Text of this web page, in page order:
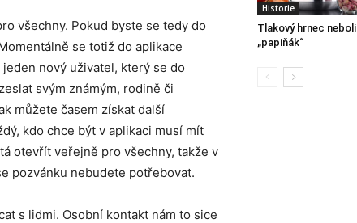
všechny. Pokud byste se tedy do
se totiž do aplikace
nový uživatel, který se do
svým známým, rodině či
můžete časem získat další
kdo chce být v aplikaci musí mít
otevřít veřejně pro všechny, takže v
pozvánku nebudete potřebovat.
s lidmi. Osobní kontakt nám to sice
Historie
Tlakový hrnec neboli
„papiňák“